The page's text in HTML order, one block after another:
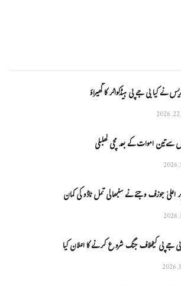
نے کیا بی جے پی ہیڈکواٹر کا گھیراؤ
سےتین اموات کے بعد مچی کھلبلی
اعلیٰ جوزف وجئے نے سنبھالی تمل ناڈو کی کمان
جے پی کیخلاف جنگ شروع کرنے کا اعلان کیا